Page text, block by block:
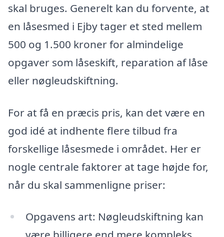
skal bruges. Generelt kan du forvente, at
en låsesmed i Ejby tager et sted mellem
500 og 1.500 kroner for almindelige
opgaver som låseskift, reparation af låse
eller nøgleudskiftning.
For at få en præcis pris, kan det være en
god idé at indhente flere tilbud fra
forskellige låsesmede i området. Her er
nogle centrale faktorer at tage højde for,
når du skal sammenligne priser:
Opgavens art: Nøgleudskiftning kan